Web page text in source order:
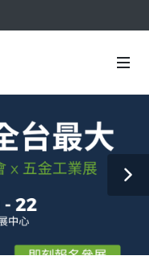
，2026/10/20-22與您在臺